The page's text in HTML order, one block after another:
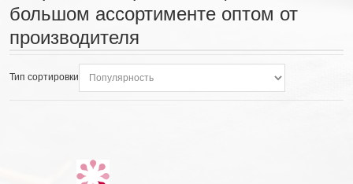
большом ассортименте оптом от
производителя
Тип сортировки